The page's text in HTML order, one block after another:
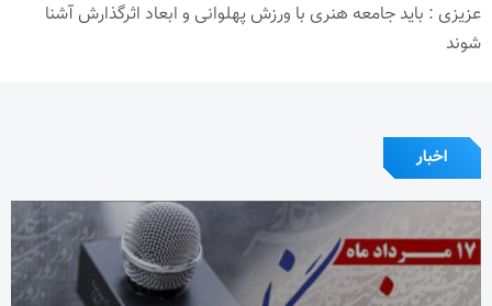
عزیزی : باید جامعه هنری با ورزش پهلوانی و ابعاد اثرگذارش آشنا
شوند
اخبار